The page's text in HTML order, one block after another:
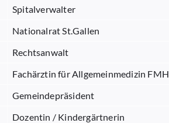
Spitalverwalter
Nationalrat St.Gallen
Rechtsanwalt
Fachärztin für Allgemeinmedizin FMH
Gemeindepräsident
Dozentin / Kindergärtnerin